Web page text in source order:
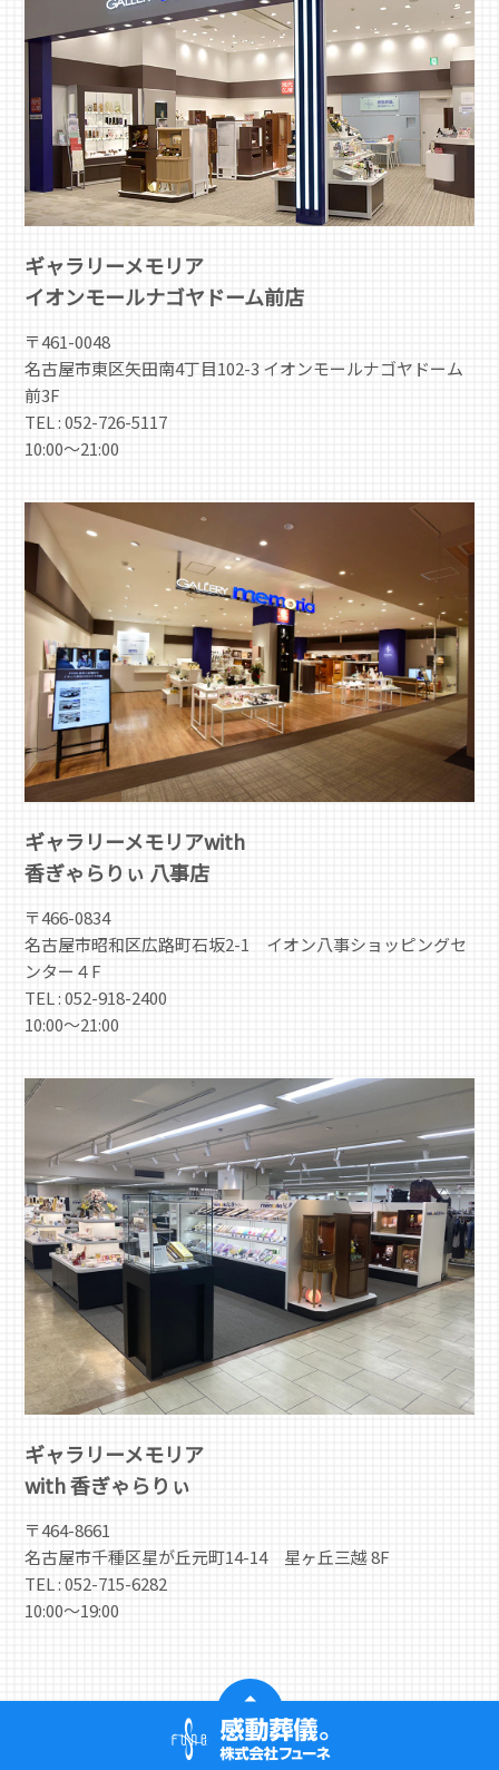
ギャラリーメモリア
イオンモールナゴヤドーム前店
〒461-0048
名古屋市東区矢田南4丁目102-3 イオンモールナゴヤドーム
前3F
TEL : 052-726-5117
10:00～21:00
ギャラリーメモリアwith
香ぎゃらりぃ 八事店
〒466-0834
名古屋市昭和区広路町石坂2-1 イオン八事ショッピングセ
ンター４F
TEL : 052-918-2400
10:00～21:00
ギャラリーメモリア
with 香ぎゃらりぃ
〒464-8661
名古屋市千種区星が丘元町14-14 星ヶ丘三越 8F
TEL : 052-715-6282
10:00〜19:00